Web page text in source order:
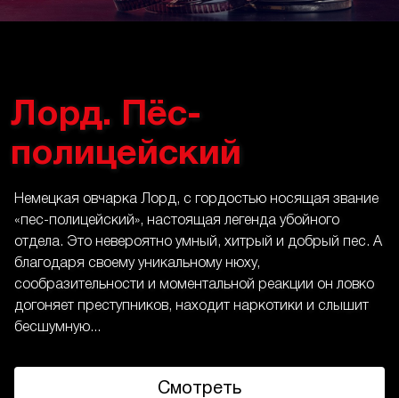
Лорд. Пёс-
полицейский
Немецкая овчарка Лорд, с гордостью носящая звание
«пес-полицейский», настоящая легенда убойного
отдела. Это невероятно умный, хитрый и добрый пес. А
благодаря своему уникальному нюху,
сообразительности и моментальной реакции он ловко
догоняет преступников, находит наркотики и слышит
бесшумную...
Смотреть